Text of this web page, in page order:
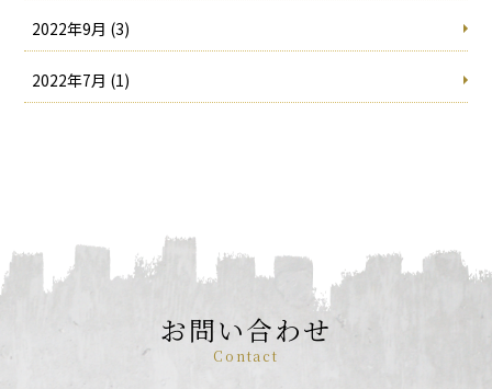
2022年9月 (3)
2022年7月 (1)
お問い合わせ
Contact